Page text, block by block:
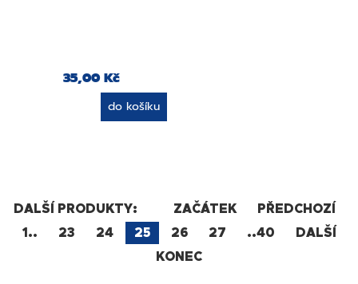
35,00 Kč
do košíku
DALŠÍ PRODUKTY: ZAČÁTEK
PŘEDCHOZÍ
1..
23 24 25 26 27 ..40
DALŠÍ
KONEC